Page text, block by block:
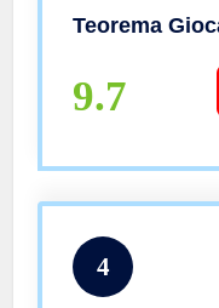
Supporti,
Esterni,
Teorema
9.7
4